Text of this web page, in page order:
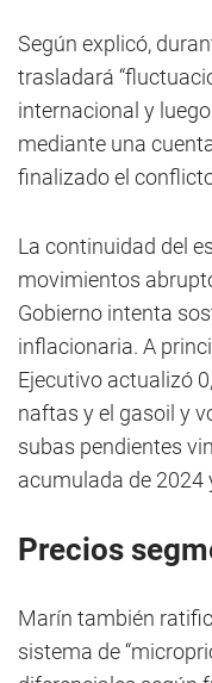
Según explicó,
trasladará
internacional y
mediante una
finalizado el
La continuidad del
movimientos
Gobierno intenta
inflacionaria. A
Ejecutivo actualizó
naftas y el gasoil y
subas pendientes
acumulada de 2024
Precios
Marín también
sistema de